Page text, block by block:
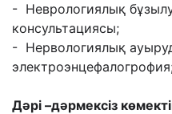
- Неврологиялық
консультациясы;
- Нервологиялық
Дəрі –дəрмексіз